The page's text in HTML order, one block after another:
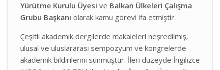
Yürütme Kurulu Üyesi ve Balkan Ülkeleri Çalışma
Grubu Başkanı olarak kamu görevi ifa etmiştir.
Çeşitli akademik dergilerde makaleleri neşredilmiş,
ulusal ve uluslararası sempozyum ve kongrelerde
akademik bildirilerini sunmuştur. İleri düzeyde İngilizce